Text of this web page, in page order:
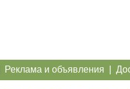
Реклама и объявления